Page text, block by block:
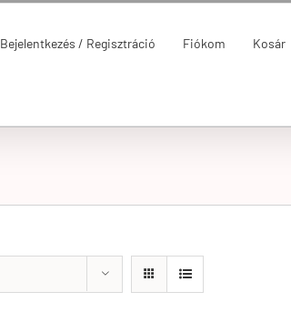
Bejelentkezés / Regisztráció Fiókom Kosár